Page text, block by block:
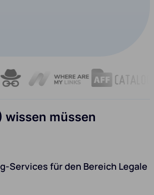
wissen müssen
Services für den Bereich Legale